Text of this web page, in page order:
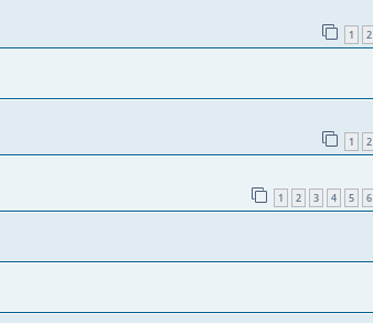
1 2
1 2
1 2 3 4 5 6